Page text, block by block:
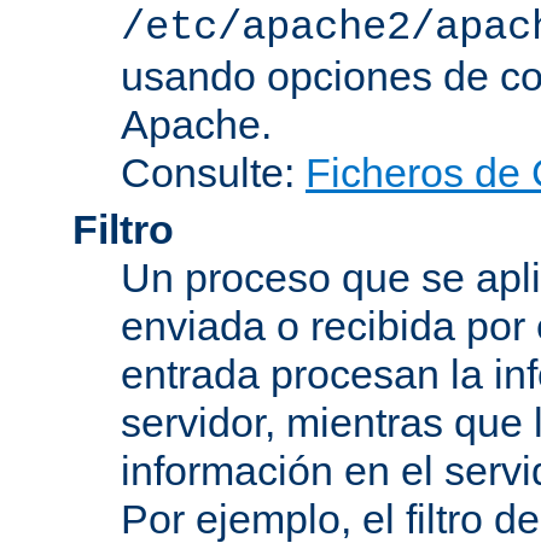
/etc/apache2/
usando opciones de
Apache.
Consulte: Ficheros de
Filtro
Un proceso que se
enviada o recibida
entrada procesan la
servidor, mientras
información en el
Por ejemplo, el filtro